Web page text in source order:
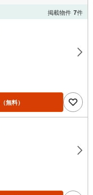
掲載物件 7件
（無料）